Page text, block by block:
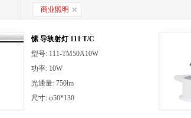
商业照明
愫 导轨射灯 111 T/C
型号: 111-TM50A10W
功率: 10W
光通量: 750lm
尺寸: φ50*130